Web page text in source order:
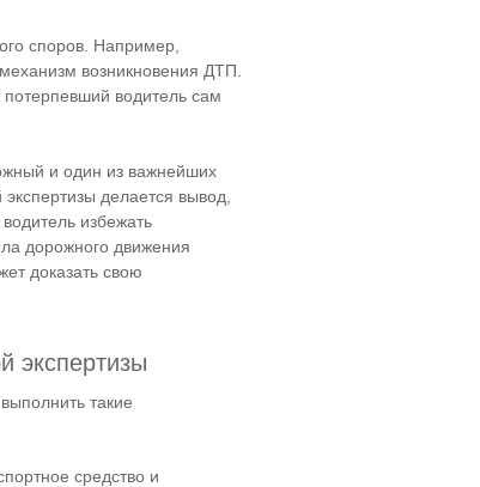
споров. Например,
возникновения ДТП.
водитель сам
и один из важнейших
делается вывод,
избежать
дорожного движения
доказать свою
экспертизы
такие
средство и